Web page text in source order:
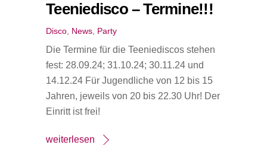
Teeniedisco – Termine!!!
Disco News Party
Die Termine für die Teeniediscos stehen
fest: 28.09.24; 31.10.24; 30.11.24 und
14.12.24 Für Jugendliche von 12 bis 15
Jahren, jeweils von 20 bis 22.30 Uhr! Der
Einritt ist frei!
weiterlesen